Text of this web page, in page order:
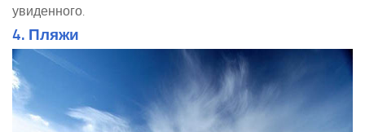
увиденного.
4. Пляжи